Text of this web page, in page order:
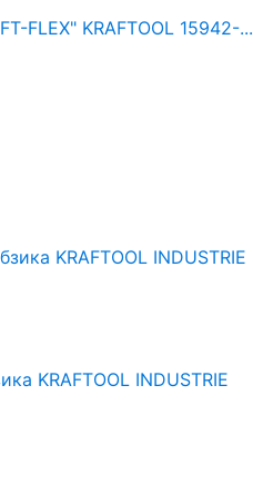
FLEX" KRAFTOOL 15942-...
KRAFTOOL INDUSTRIE